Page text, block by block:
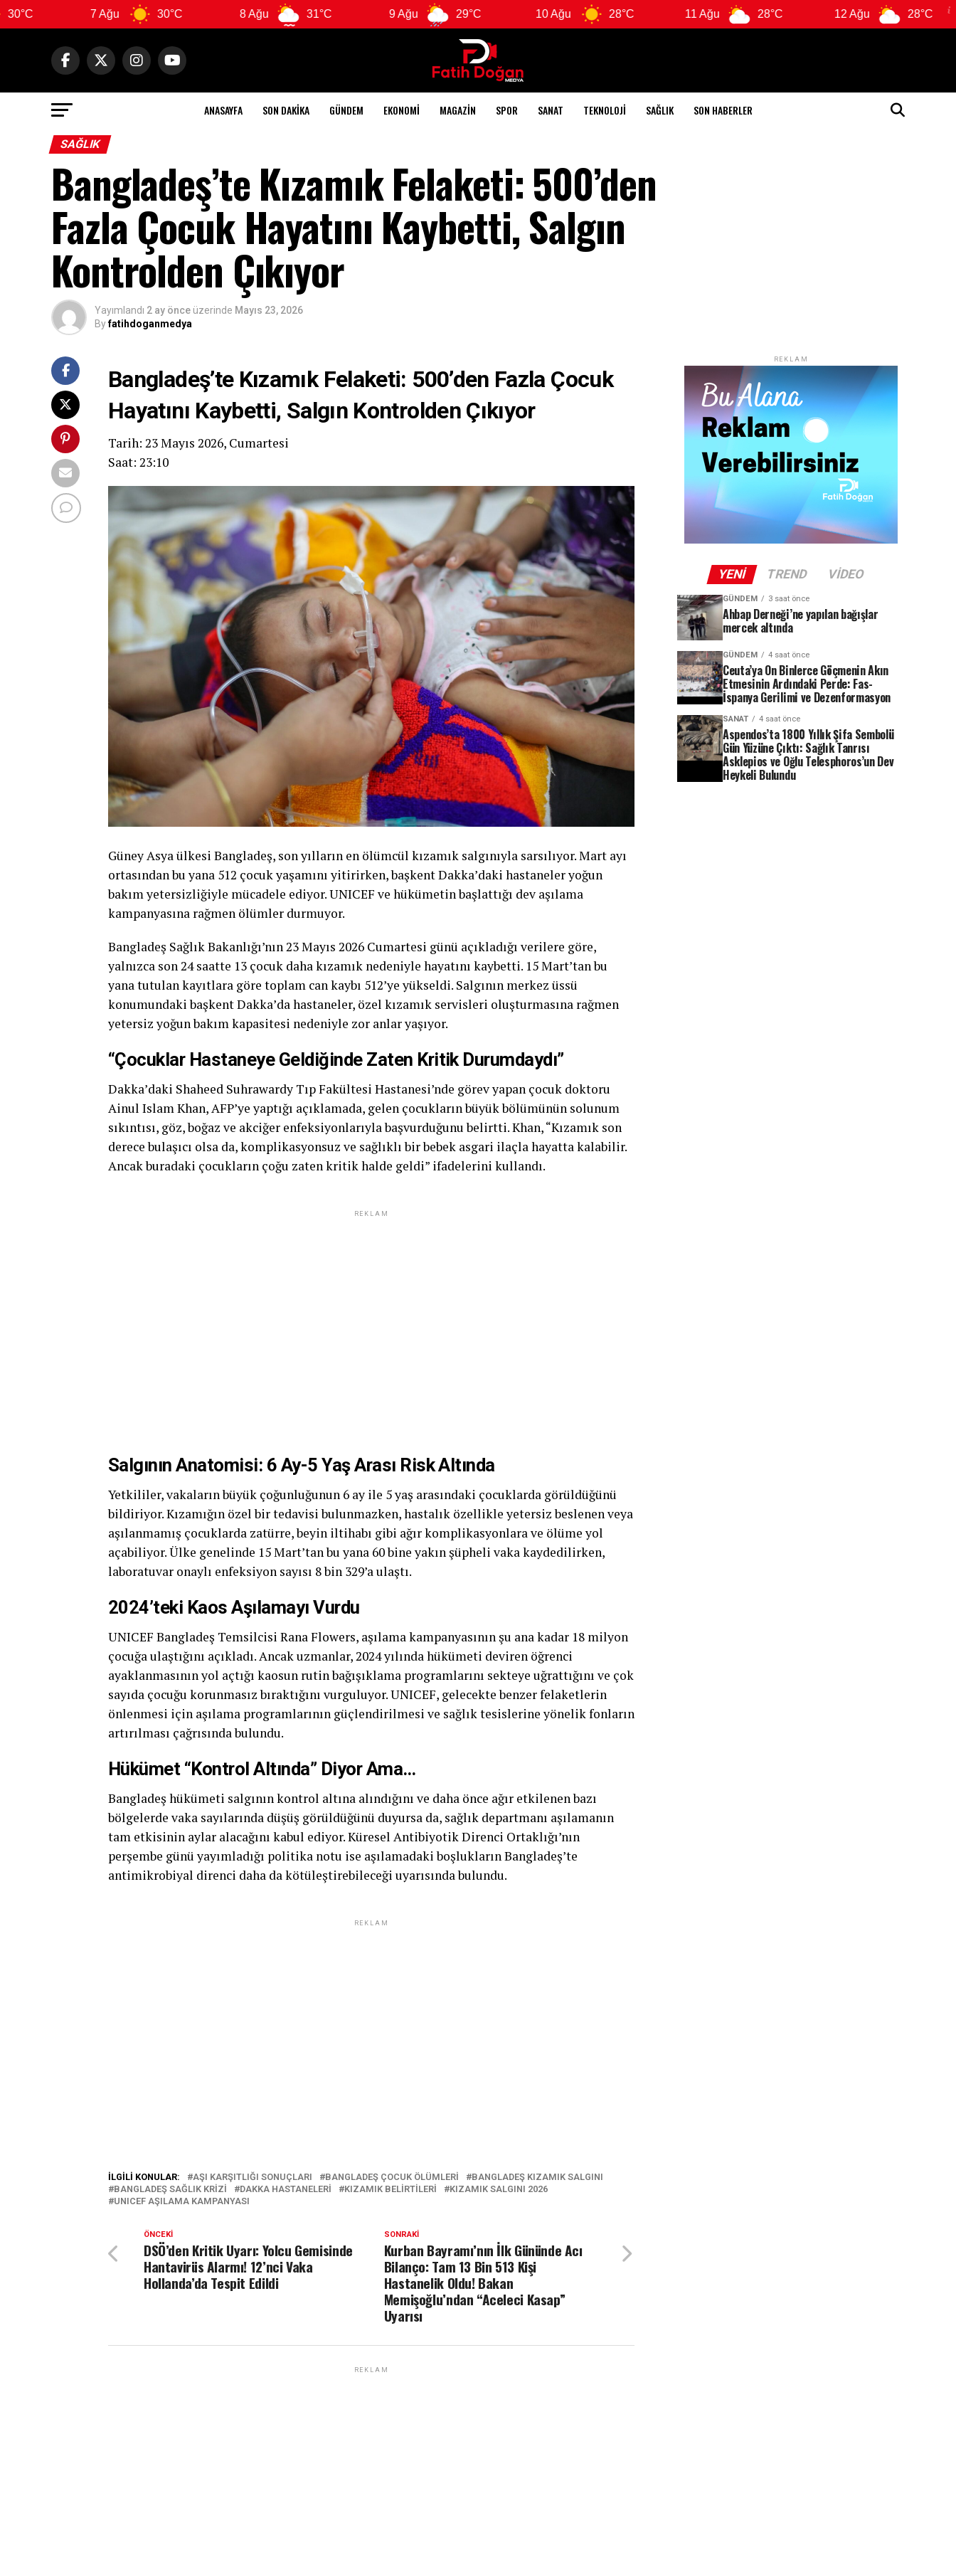
30°C 31°C 29°C 28°C 28°C 28°C
ANASAYFA SON DAKIKA GÜNDEM EKONOMI MAGAZIN SPOR SANAT TEKNOLOJI SAĞLIK SON HABERLER
SAĞLIK
Bangladeş’te Kızamık Felaketi: 500’den
Fazla Çocuk Hayatını Kaybetti, Salgın
Kontrolden Çıkıyor
Yayımlandı 2 ay önce üzerinde Mayıs 23, 2026
Byfatihdoganmedya
Bangladeş’te Kızamık Felaketi: 500’den Fazla Çocuk
Hayatını Kaybetti, Salgın Kontrolden Çıkıyor
Tarih: 23 Mayıs 2026, Cumartesi
Saat: 23:10
Güney Asya ülkesi Bangladeş, son yılların en ölümcül kızamık salgınıyla sarsılıyor. Mart ayı
ortasından bu yana 512 çocuk yaşamını yitirirken, başkent Dakka’daki hastaneler yoğun
bakım yetersizliğiyle mücadele ediyor. UNICEF ve hükümetin başlattığı dev aşılama
kampanyasına rağmen ölümler durmuyor.
Bangladeş Sağlık Bakanlığı’nın 23 Mayıs 2026 Cumartesi günü açıkladığı verilere göre,
yalnızca son 24 saatte 13 çocuk daha kızamık nedeniyle hayatını kaybetti. 15 Mart’tan bu
yana tutulan kayıtlara göre toplam can kaybı 512’ye yükseldi. Salgının merkez üssü
konumundaki başkent Dakka’da hastaneler, özel kızamık servisleri oluşturmasına rağmen
yetersiz yoğun bakım kapasitesi nedeniyle zor anlar yaşıyor.
“Çocuklar Hastaneye Geldiğinde Zaten Kritik Durumdaydı”
Dakka’daki Shaheed Suhrawardy Tıp Fakültesi Hastanesi’nde görev yapan çocuk doktoru
Ainul Islam Khan, AFP’ye yaptığı açıklamada, gelen çocukların büyük bölümünün solunum
sıkıntısı, göz, boğaz ve akciğer enfeksiyonlarıyla başvurduğunu belirtti. Khan, “Kızamık son
derece bulaşıcı olsa da, komplikasyonsuz ve sağlıklı bir bebek asgari ilaçla hayatta kalabilir.
Ancak buradaki çocukların çoğu zaten kritik halde geldi” ifadelerini kullandı.
REKLAM
Salgının Anatomisi: 6 Ay-5 Yaş Arası Risk Altında
Yetkililer, vakaların büyük çoğunluğunun 6 ay ile 5 yaş arasındaki çocuklarda görüldüğünü
bildiriyor. Kızamığın özel bir tedavisi bulunmazken, hastalık özellikle yetersiz beslenen veya
aşılanmamış çocuklarda zatürre, beyin iltihabı gibi ağır komplikasyonlara ve ölüme yol
açabiliyor. Ülke genelinde 15 Mart’tan bu yana 60 bine yakın şüpheli vaka kaydedilirken,
laboratuvar onaylı enfeksiyon sayısı 8 bin 329’a ulaştı.
2024’teki Kaos Aşılamayı Vurdu
UNICEF Bangladeş Temsilcisi Rana Flowers, aşılama kampanyasının şu ana kadar 18 milyon
çocuğa ulaştığını açıkladı. Ancak uzmanlar, 2024 yılında hükümeti deviren öğrenci
ayaklanmasının yol açtığı kaosun rutin bağışıklama programlarını sekteye uğrattığını ve çok
sayıda çocuğu korunmasız bıraktığını vurguluyor. UNICEF, gelecekte benzer felaketlerin
önlenmesi için aşılama programlarının güçlendirilmesi ve sağlık tesislerine yönelik fonların
artırılması çağrısında bulundu.
Hükümet “Kontrol Altında” Diyor Ama…
Bangladeş hükümeti salgının kontrol altına alındığını ve daha önce ağır etkilenen bazı
bölgelerde vaka sayılarında düşüş görüldüğünü duyursa da, sağlık departmanı aşılamanın
tam etkisinin aylar alacağını kabul ediyor. Küresel Antibiyotik Direnci Ortaklığı’nın
perşembe günü yayımladığı politika notu ise aşılamadaki boşlukların Bangladeş’te
antimikrobiyal direnci daha da kötüleştirebileceği uyarısında bulundu.
REKLAM
İLGILI KONULAR: AŞI KARŞITLIĞI SONUÇLARI BANGLADEŞ ÇOCUK ÖLÜMLERI
BANGLADEŞ KIZAMIK SALGINI
BANGLADEŞ SAĞLIK KRIZI
DAKKA HASTANELERI KIZAMIK BELIRTILERI
KIZAMIK SALGINI 2026
UNICEF AŞILAMA KAMPANYASI
SONRAKI
Kurban Bayramı’nın İlk Gününde Acı
Bilanço: Tam 13 Bin 513 Kişi
Hastanelik Oldu! Bakan
Memişoğlu’ndan “Aceleci Kasap”
Uyarısı
ÖNCEKI
DSÖ’den Kritik Uyarı: Yolcu Gemisinde
Hantavirüs Alarmı! 12’nci Vaka
Hollanda’da Tespit Edildi
REKLAM
REKLAM
YENI TREND VIDEO
GÜNDEM 3 saat önce
Ahbap Derneği’ne yapılan bağışlar
mercek altında
GÜNDEM 4 saat önce
Ceuta’ya On Binlerce Göçmenin Akın
Etmesinin Ardındaki Perde: Fas-
İspanya Gerilimi ve Dezenformasyon
SANAT 4 saat önce
Aspendos’ta 1800 Yıllık Şifa Sembolü
Gün Yüzüne Çıktı: Sağlık Tanrısı
Asklepios ve Oğlu Telesphoros’un Dev
Heykeli Bulundu